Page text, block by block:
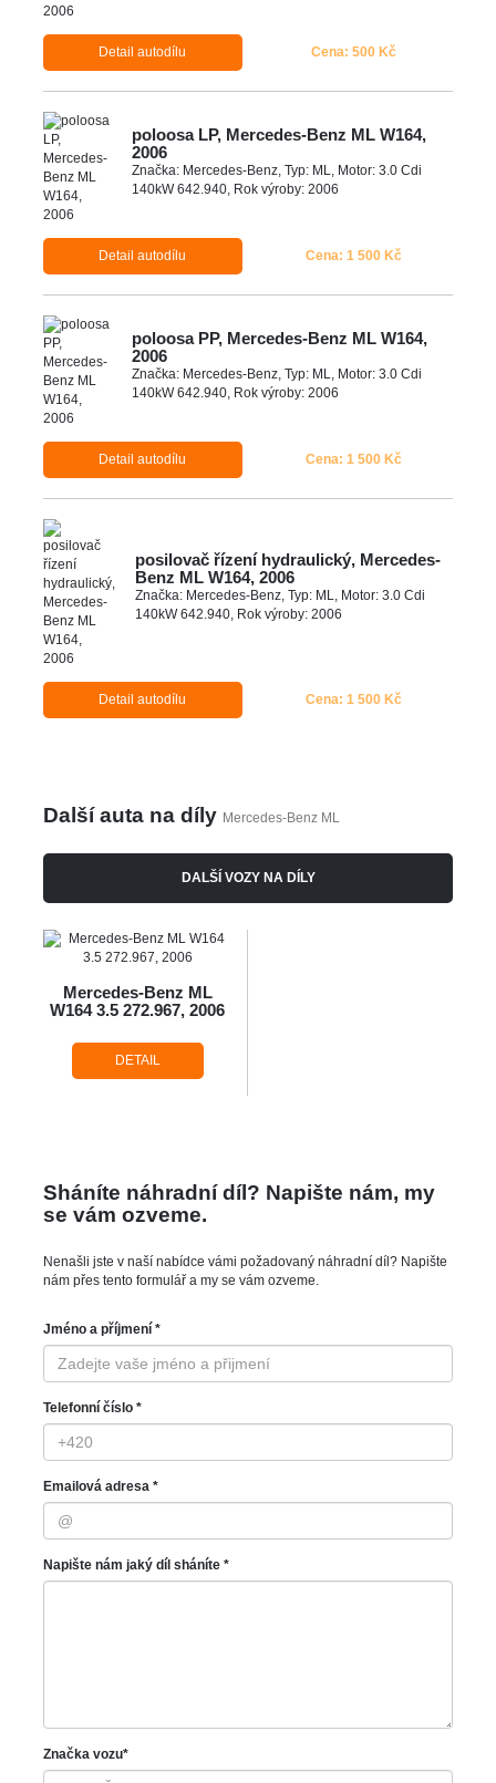
Detail autodílu Cena: 500 Kč
poloosa LP, Mercedes-Benz ML W164,
2006
Značka: Mercedes-Benz, Typ: ML, Motor: 3.0 Cdi
140kW 642.940, Rok výroby: 2006
Detail autodílu Cena: 1 500 Kč
poloosa PP, Mercedes-Benz ML W164,
2006
Značka: Mercedes-Benz, Typ: ML, Motor: 3.0 Cdi
140kW 642.940, Rok výroby: 2006
Detail autodílu Cena: 1 500 Kč
posilovač řízení hydraulický, Mercedes-
Benz ML W164, 2006
Značka: Mercedes-Benz, Typ: ML, Motor: 3.0 Cdi
140kW 642.940, Rok výroby: 2006
Detail autodílu Cena: 1 500 Kč
Další auta na díly Mercedes-Benz ML
DALŠÍ VOZY NA DÍLY
Mercedes-Benz ML
W164 3.5 272.967, 2006
DETAIL
Sháníte náhradní díl? Napište nám, my
se vám ozveme.
Nenašli jste v naší nabídce vámi požadovaný náhradní díl? Napište
nám přes tento formulář a my se vám ozveme.
Jméno a příjmení *
Telefonní číslo *
Emailová adresa *
Napište nám jaký díl sháníte *
Značka vozu*